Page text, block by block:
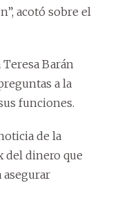
acotó sobre el
Barán
a la
funciones.
de la
del dinero que
asegurar